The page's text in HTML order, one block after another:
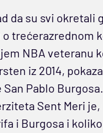
da su svi okretali
o trećerazrednom
NBA veteranu
iz 2014,
Pablo
Sent Meri je,
i Burgosa i